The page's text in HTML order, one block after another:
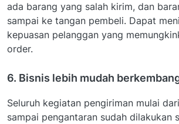
ada barang yang salah kirim, dan
sampai ke tangan pembeli. Dapat
kepuasan pelanggan yang
order.
6. Bisnis lebih mudah
Seluruh kegiatan pengiriman mulai
sampai pengantaran sudah dilakukan